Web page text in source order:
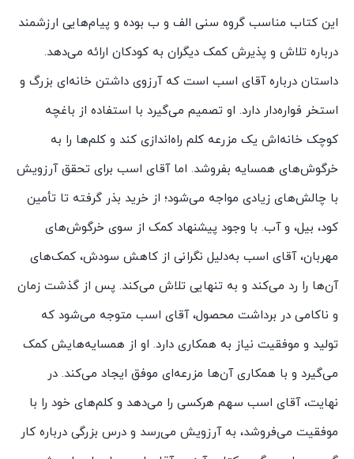
این کتاب مناسب گروه سنی الف و ب بوده و پیام‌هایی ارزشمند
درباره تلاش و پذیرش کمک دیگران به کودکان ارائه می‌دهد.
داستان درباره آقای اسب است که آرزوی داشتن خانه‌ای بزرگ و
استخر فواره‌دار دارد. او تصمیم می‌گیرد با استفاده از باغچه
کوچک خانه‌اش یک مزرعه کلم راه‌اندازی کند و کلم‌ها را به
خرگوش‌های همسایه بفروشد. اما آقای اسب برای تحقق آرزویش
با چالش‌های زیادی مواجه می‌شود؛ از خرید بذر گرفته تا تأمین
کود، بیل، و آب. با وجود پیشنهاد کمک از سوی خرگوش‌های
مهربان، آقای اسب به‌دلیل نگرانی از کاهش سودش، کمک‌های
آن‌ها را رد می‌کند و به تنهایی تلاش می‌کند. پس از گذشت زمان
و ناکامی در برداشت محصول، آقای اسب متوجه می‌شود که
تولید و موفقیت نیاز به همکاری دارد. او از همسایه‌هایش کمک
می‌گیرد و با همکاری آن‌ها مزرعه‌ای موفق ایجاد می‌کند. در
نهایت، آقای اسب سهم هرکسی را می‌دهد و کلم‌های خود را با
موفقیت می‌فروشد، به آرزویش می‌رسد و درس بزرگی درباره کار